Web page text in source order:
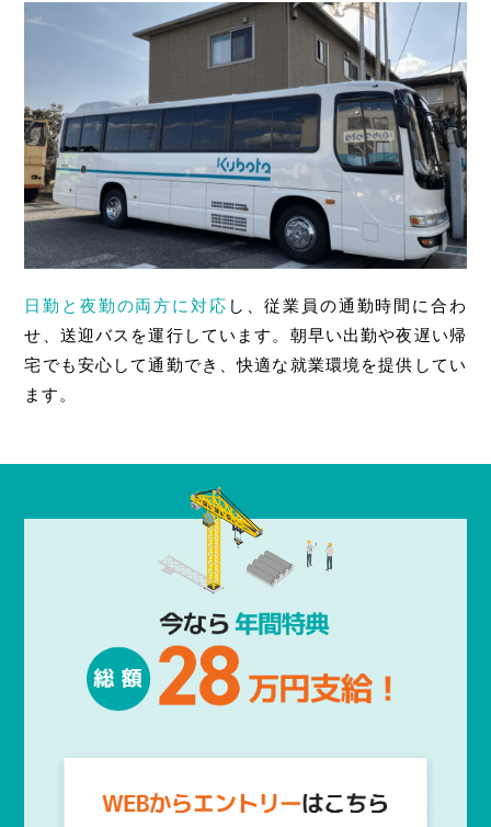
日勤と夜勤の両方に対応 し、従業員の通勤時間に合わ
せ、送迎バスを運行しています。朝早い出勤や夜遅い帰
宅でも安心して通勤でき、快適な就業環境を提供してい
ます。